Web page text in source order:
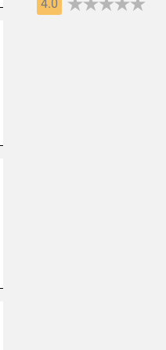
4.0